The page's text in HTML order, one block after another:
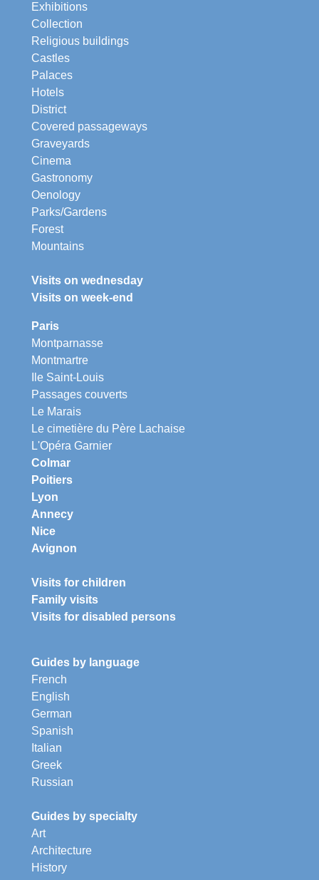
Exhibitions
Collection
Religious buildings
Castles
Palaces
Hotels
District
Covered passageways
Graveyards
Cinema
Gastronomy
Oenology
Parks/Gardens
Forest
Mountains
Visits on wednesday
Visits on week-end
Paris
Montparnasse
Montmartre
Ile Saint-Louis
Passages couverts
Le Marais
Le cimetière du Père Lachaise
L'Opéra Garnier
Colmar
Poitiers
Lyon
Annecy
Nice
Avignon
Visits for children
Family visits
Visits for disabled persons
Guides by language
French
English
German
Spanish
Italian
Greek
Russian
Guides by specialty
Art
Architecture
History